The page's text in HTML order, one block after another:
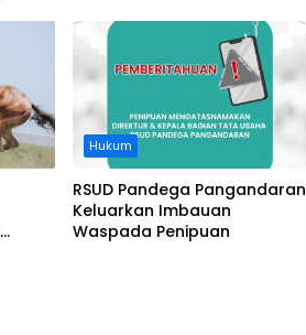
Hukum
RSUD Pandega Pangandaran
Keluarkan Imbauan
Waspada Penipuan